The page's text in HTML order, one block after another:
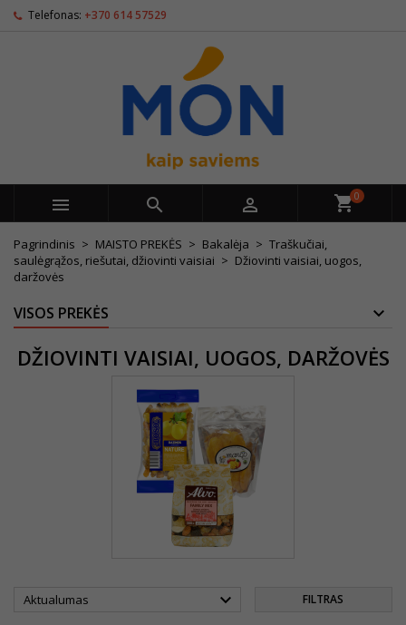
Telefonas: +370 614 57529
   0
Pagrindinis MAISTO PREKĖS Bakalėja
Traškučiai,
saulėgrąžos, riešutai, džiovinti vaisiai
Džiovinti vaisiai, uogos,
daržovės
VISOS PREKĖS
DŽIOVINTI VAISIAI, UOGOS, DARŽOVĖS
Aktualumas  FILTRAS